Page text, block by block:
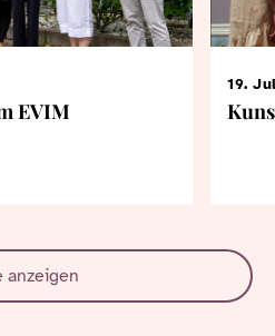
EVIM
19.
anzeigen